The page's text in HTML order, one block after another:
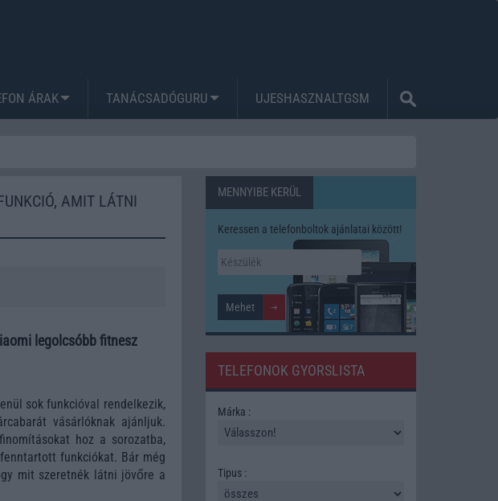
ÁRAK TANÁCSADÓGURU UJESHASZNALTGSM
AMIT LÁTNI
legolcsóbb fitnesz
sok funkcióval rendelkezik,
vásárlóknak ajánljuk.
hoz a sorozatba,
funkciókat. Bár még
mit szeretnék látni jövőre a
MENNYIBE KERÜL
Keressen a telefonboltok ajánlatai között!
TELEFONOK GYORSLISTA
Márka :
Tipus :